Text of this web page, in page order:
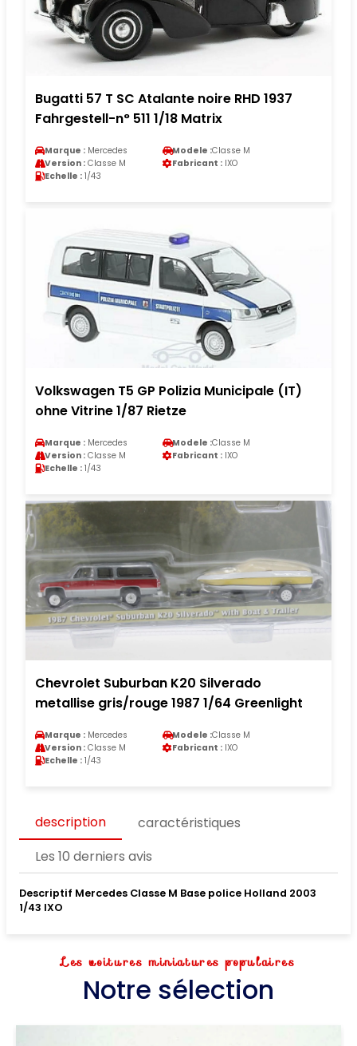
Bugatti 57 T SC Atalante noire RHD 1937
Fahrgestell-n° 511 1/18 Matrix
Marque : Mercedes Modele :Classe M
Version : Classe M Fabricant : IXO
Echelle : 1/43
Volkswagen T5 GP Polizia Municipale (IT)
ohne Vitrine 1/87 Rietze
Marque : Mercedes Modele :Classe M
Version : Classe M Fabricant : IXO
Echelle : 1/43
Chevrolet Suburban K20 Silverado
metallise gris/rouge 1987 1/64 Greenlight
Marque : Mercedes Modele :Classe M
Version : Classe M Fabricant : IXO
Echelle : 1/43
description
caractéristiques
Les 10 derniers avis
Descriptif Mercedes Classe M Base police Holland 2003
1/43 IXO
Les voitures miniatures populaires
Notre sélection